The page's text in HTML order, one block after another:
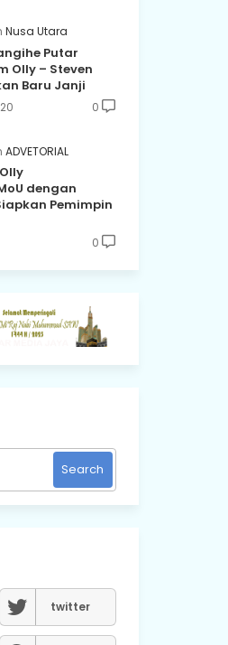
Nusa Utara
Putar
Olly – Steven
Baru Janji
0
ADVETORIAL
dengan
Pemimpin
0
twitter